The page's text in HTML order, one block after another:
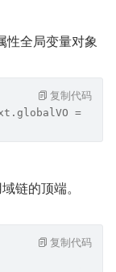
性全局变量对象
复制代码
链的顶端。
复制代码